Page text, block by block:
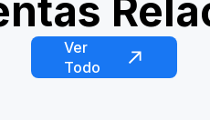
Foto en Jet Privado
Ver
Todo